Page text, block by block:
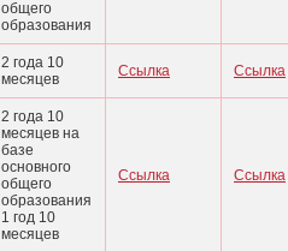
общего
образования
2 года 10
месяцев
Ссылка Ссылка
2 года 10
месяцев на
базе
основного
общего
образования
1 год 10
месяцев
Ссылка Ссылка